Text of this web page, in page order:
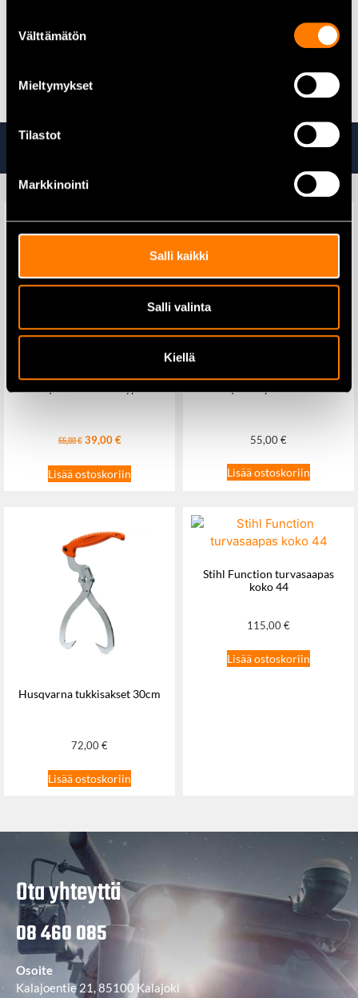
valinta
Välttämätön
Mieltymykset
Tilastot
Markkinointi
Salli kaikki
Salli valinta
Kiellä
Leikkuukorkeus, min. (cm): 3,5
55,00€ 39,00€
Lisää ostoskoriin
55,00€
Lisää ostoskoriin
Husqvarna tukkisakset 30cm
72,00€
Lisää ostoskoriin
Stihl Function turvasaapas
koko 44
115,00€
Lisää ostoskoriin
Ota yhteyttä
08 460 085
Osoite
Kalajoentie 21, 85100 Kalajoki